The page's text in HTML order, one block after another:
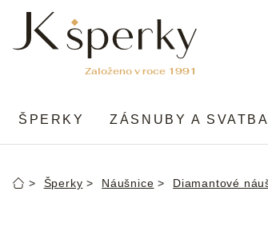
obsah
ŠPERKY ZÁSNUBY A SVATBA
DomůŠperky Náušnice Diamantové